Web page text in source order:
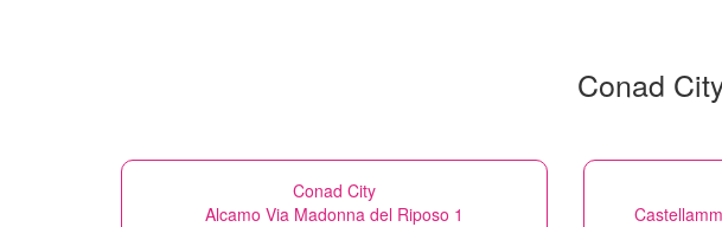
Conad
Conad City
Alcamo Via Madonna del Riposo 1